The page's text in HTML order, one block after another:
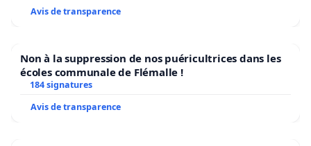
Avis de transparence
Non à la suppression de nos puéricultrices dans les
écoles communale de Flémalle !
184 signatures
Avis de transparence